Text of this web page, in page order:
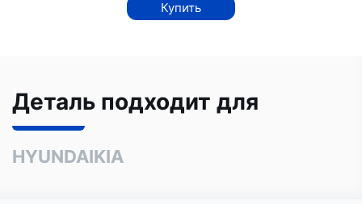
Купить
Деталь подходит для
HYUNDAIKIA